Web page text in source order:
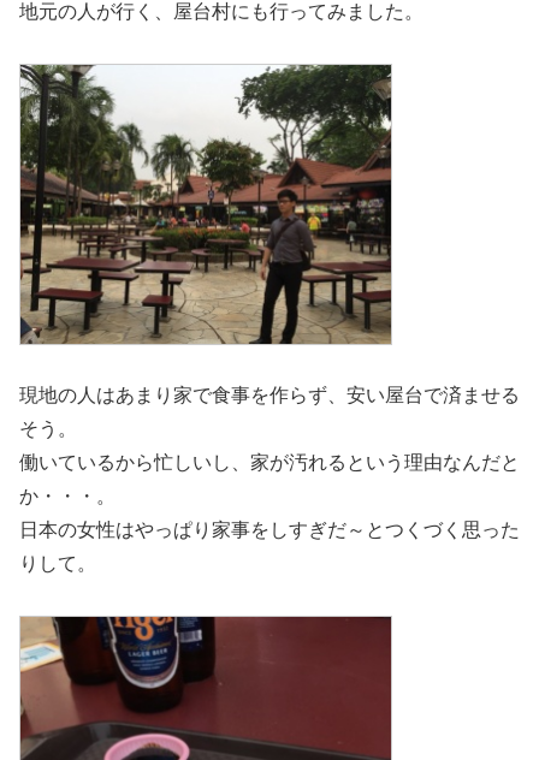
地元の人が行く、屋台村にも行ってみました。
現地の人はあまり家で食事を作らず、安い屋台で済ませる
そう。
働いているから忙しいし、家が汚れるという理由なんだと
か・・・。
日本の女性はやっぱり家事をしすぎだ～とつくづく思った
りして。